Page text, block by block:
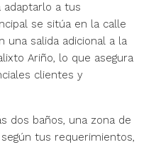
adaptarlo a tus
se sitúa en la calle
una salida adicional a la
Ariño, lo que asegura
clientes y
dos baños, una zona de
tus requerimientos,